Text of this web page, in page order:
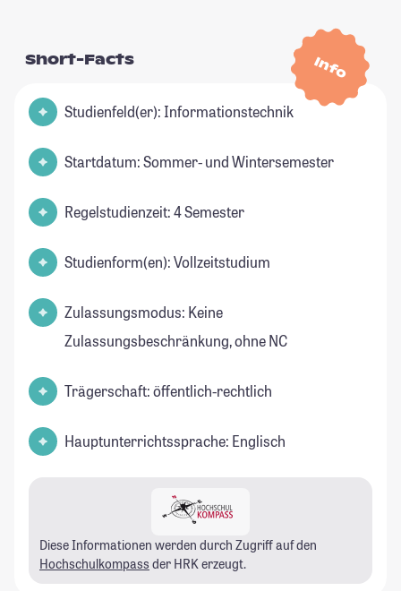
Info
Short-Facts
Studienfeld(er): Informationstechnik
Startdatum: Sommer- und Wintersemester
Regelstudienzeit: 4 Semester
Studienform(en): Vollzeitstudium
Zulassungsmodus: Keine
Zulassungsbeschränkung, ohne NC
Trägerschaft: öffentlich-rechtlich
Hauptunterrichtssprache: Englisch
Diese Informationen werden durch Zugriff auf den
Hochschulkompass der HRK erzeugt.